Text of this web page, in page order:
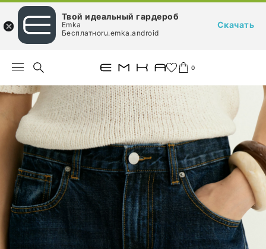
0
Твой идеальный гардероб
Emka
Бесплатноru.emka.android
Скачать